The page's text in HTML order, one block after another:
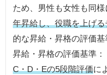
ため、男性も女性も同
年昇給し、役職を上げ
的な昇給・昇格の評価
昇給・昇格の評価基準
C・D・Eの5段階評価に